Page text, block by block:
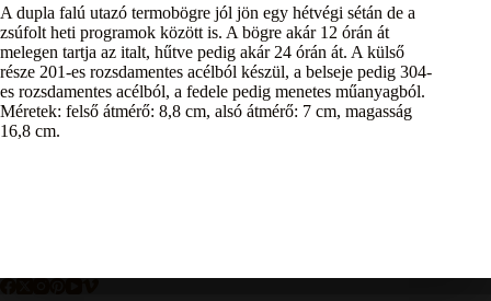
A dupla falú utazó termobögre jól jön egy hétvégi sétán de a
zsúfolt heti programok között is. A bögre akár 12 órán át
melegen tartja az italt, hűtve pedig akár 24 órán át. A külső
része 201-es rozsdamentes acélból készül, a belseje pedig 304-
es rozsdamentes acélból, a fedele pedig menetes műanyagból.
Méretek: felső átmérő: 8,8 cm, alsó átmérő: 7 cm, magasság
16,8 cm.